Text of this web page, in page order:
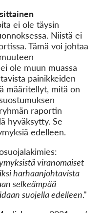
ei ole täysin
Niistä ei
Tämä voi johtaa
ole muun muassa
painikkeiden
määritellyt, mitä on
raportin
hyväksytty. Se
edelleen.
viranomaiset
harhaanjohtavista
selkeämpää
suojella edelleen."